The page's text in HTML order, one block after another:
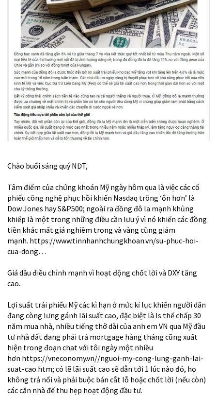
Chào buổi sáng quý NĐT,
Tâm điểm của chứng khoán Mỹ ngày hôm qua là việc các cổ
phiếu công nghệ phục hồi khiến Nasdaq trông ‘ổn hơn’ là
Dow Jones hay S&P500; ngoài ra đồng đô la mạnh khủng
khiếp là một trong những điều cần lưu ý vì nó khiến các đồng
tiền khác mất giá nghiêm trọng và vàng cũng giảm
mạnh. https://www.tinnhanhchungkhoan.vn/su-phuc-hoi-
cua-dong…
Giá dầu điều chỉnh mạnh vì hoạt động chốt lời và DXY tăng
cao.
Lợi suất trái phiếu Mỹ các kì hạn ở mức kỉ lục khiến người dân
đang còng lưng gánh lãi suất cao, đặc biệt là ls thế chấp 30
năm mua nhà, nhiều tiếng thở dài của anh em VN qua Mỹ đầu
tư nhà đất đang phải trả mortgage hàng tháng cũng xuất
hiện trong đoạn chat với tôi ngày một nhiều
hơn https://vneconomy.vn//nguoi-my-cong-lung-ganh-lai-
suat-cao.htm; có lẽ lãi suất cao sẽ dẫn tới 1 lúc nào đó, họ
không trả nổi và phải buộc bán cắt lỗ hoặc chốt lời (nếu còn)
các căn nhà để thu hẹp hoạt động đầu tư.